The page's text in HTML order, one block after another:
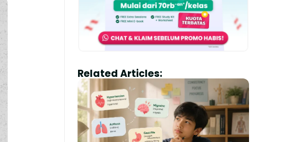
Related Articles: